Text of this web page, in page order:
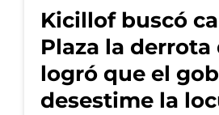
Kicillof buscó
Plaza la derrota
logró que el
desestime la